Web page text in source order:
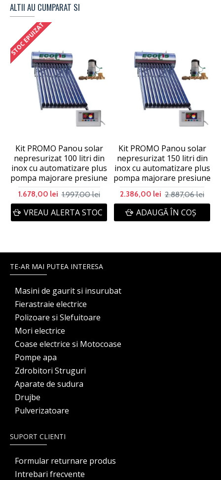
ALTII AU CUMPARAT SI
STOC EPUIZAT
Kit PROMO Panou solar
nepresurizat 100 litri din
inox cu automatizare plus
pompa majorare presiune
1.678,00 lei 1.997,00 lei
VREAU ALERTA STOC
Kit PROMO Panou solar
nepresurizat 150 litri din
inox cu automatizare plus
pompa majorare presiune
2.386,00 lei 2.887,06 lei
ADAUGĂ ÎN COŞ
TE-AR MAI PUTEA INTERESA
Masini de gaurit si insurubat
Fierastraie electrice
Polizoare si Slefuitoare
Mori electrice
Coase electrice si Motocoase
Pompe apa
Zdrobitori Struguri
Aparate de sudura
Drujbe
Pulverizatoare
SUPORT CLIENTI
Formular returnare produs
Intrebari frecvente